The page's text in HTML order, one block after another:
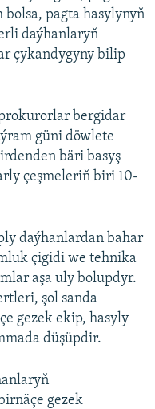
pagta hasylynyň
daýhanlaryň
çykandygyny bilip
bergidar
güni döwlete
bäri basyş
çeşmeleriň biri 10-
daýhanlardan bahar
çigidi we tehnika
aşa uly bolupdyr.
şol sanda
gezek ekip, hasyly
düşüpdir.
gezek